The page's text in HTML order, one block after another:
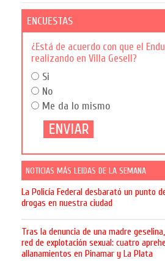
ENCUESTAS
¿Está de acuerdo con que el
realizando en Villa Gesell?
Si
No
Me da lo mismo
NOTICIAS MÁS LEIDAS DE LA SEMANA
La Policía Federal desbarató un punto
drogas en nuestra ciudad
Tras la denuncia de una madre
red de explotación sexual: cuatro
allanamientos en Pinamar y La Plata